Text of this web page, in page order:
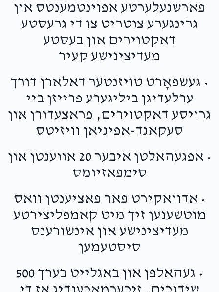
פארשנעלערטע אפוינטמענטס און
גרינגערע צוטריט צו די גרעסטע
דאקטוירים און בעסטע
מעדיצינישע קעיר
• געשפאָרט טויזנטער דאלארן דורך
ערלעדיגן ביליגערע פרייזן ביי
גרויסע דאקטוירים, פראצעדורן און
סעקאנד-אפיניאן וויזיטס
• אפגעהאלטן איבער 20 אווענטן און
סימפאזיומס
• אדוואקירט פאר פאציענטן וואס
מוטשענען זיך מיט קאמפליצירטע
מעדיצינישע און אינשורענס
סיסטעמען
• געהאלפן און באגלייט בערך 500